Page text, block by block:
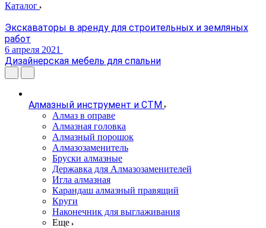
Каталог
Экскаваторы в аренду для строительных и земляных
работ
6 апреля 2021
Дизайнерская мебель для спальни
Алмазный инструмент и СТМ
Алмаз в оправе
Алмазная головка
Алмазный порошок
Алмазозаменитель
Бруски алмазные
Державка для Алмазозаменителей
Игла алмазная
Карандаш алмазный правящий
Круги
Наконечник для выглаживания
Еще